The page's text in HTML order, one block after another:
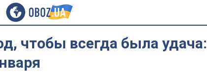
чтобы всегда была удача: